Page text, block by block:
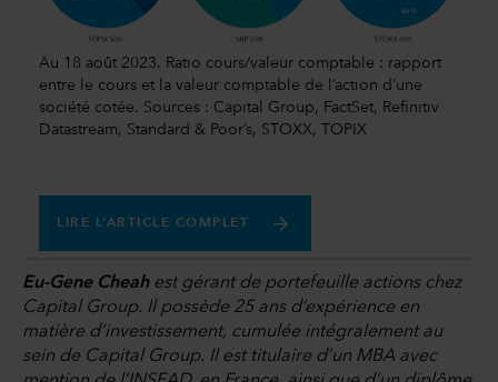
Au 18 août 2023. Ratio cours/valeur comptable : rapport
entre le cours et la valeur comptable de l’action d’une
société cotée. Sources : Capital Group, FactSet, Refinitiv
Datastream, Standard & Poor’s, STOXX, TOPIX
LIRE L’ARTICLE COMPLET
Eu-Gene Cheahest gérant de portefeuille actions chez
Capital Group. Il possède 25 ans d’expérience en
matière d’investissement, cumulée intégralement au
sein de Capital Group. Il est titulaire d’un MBA avec